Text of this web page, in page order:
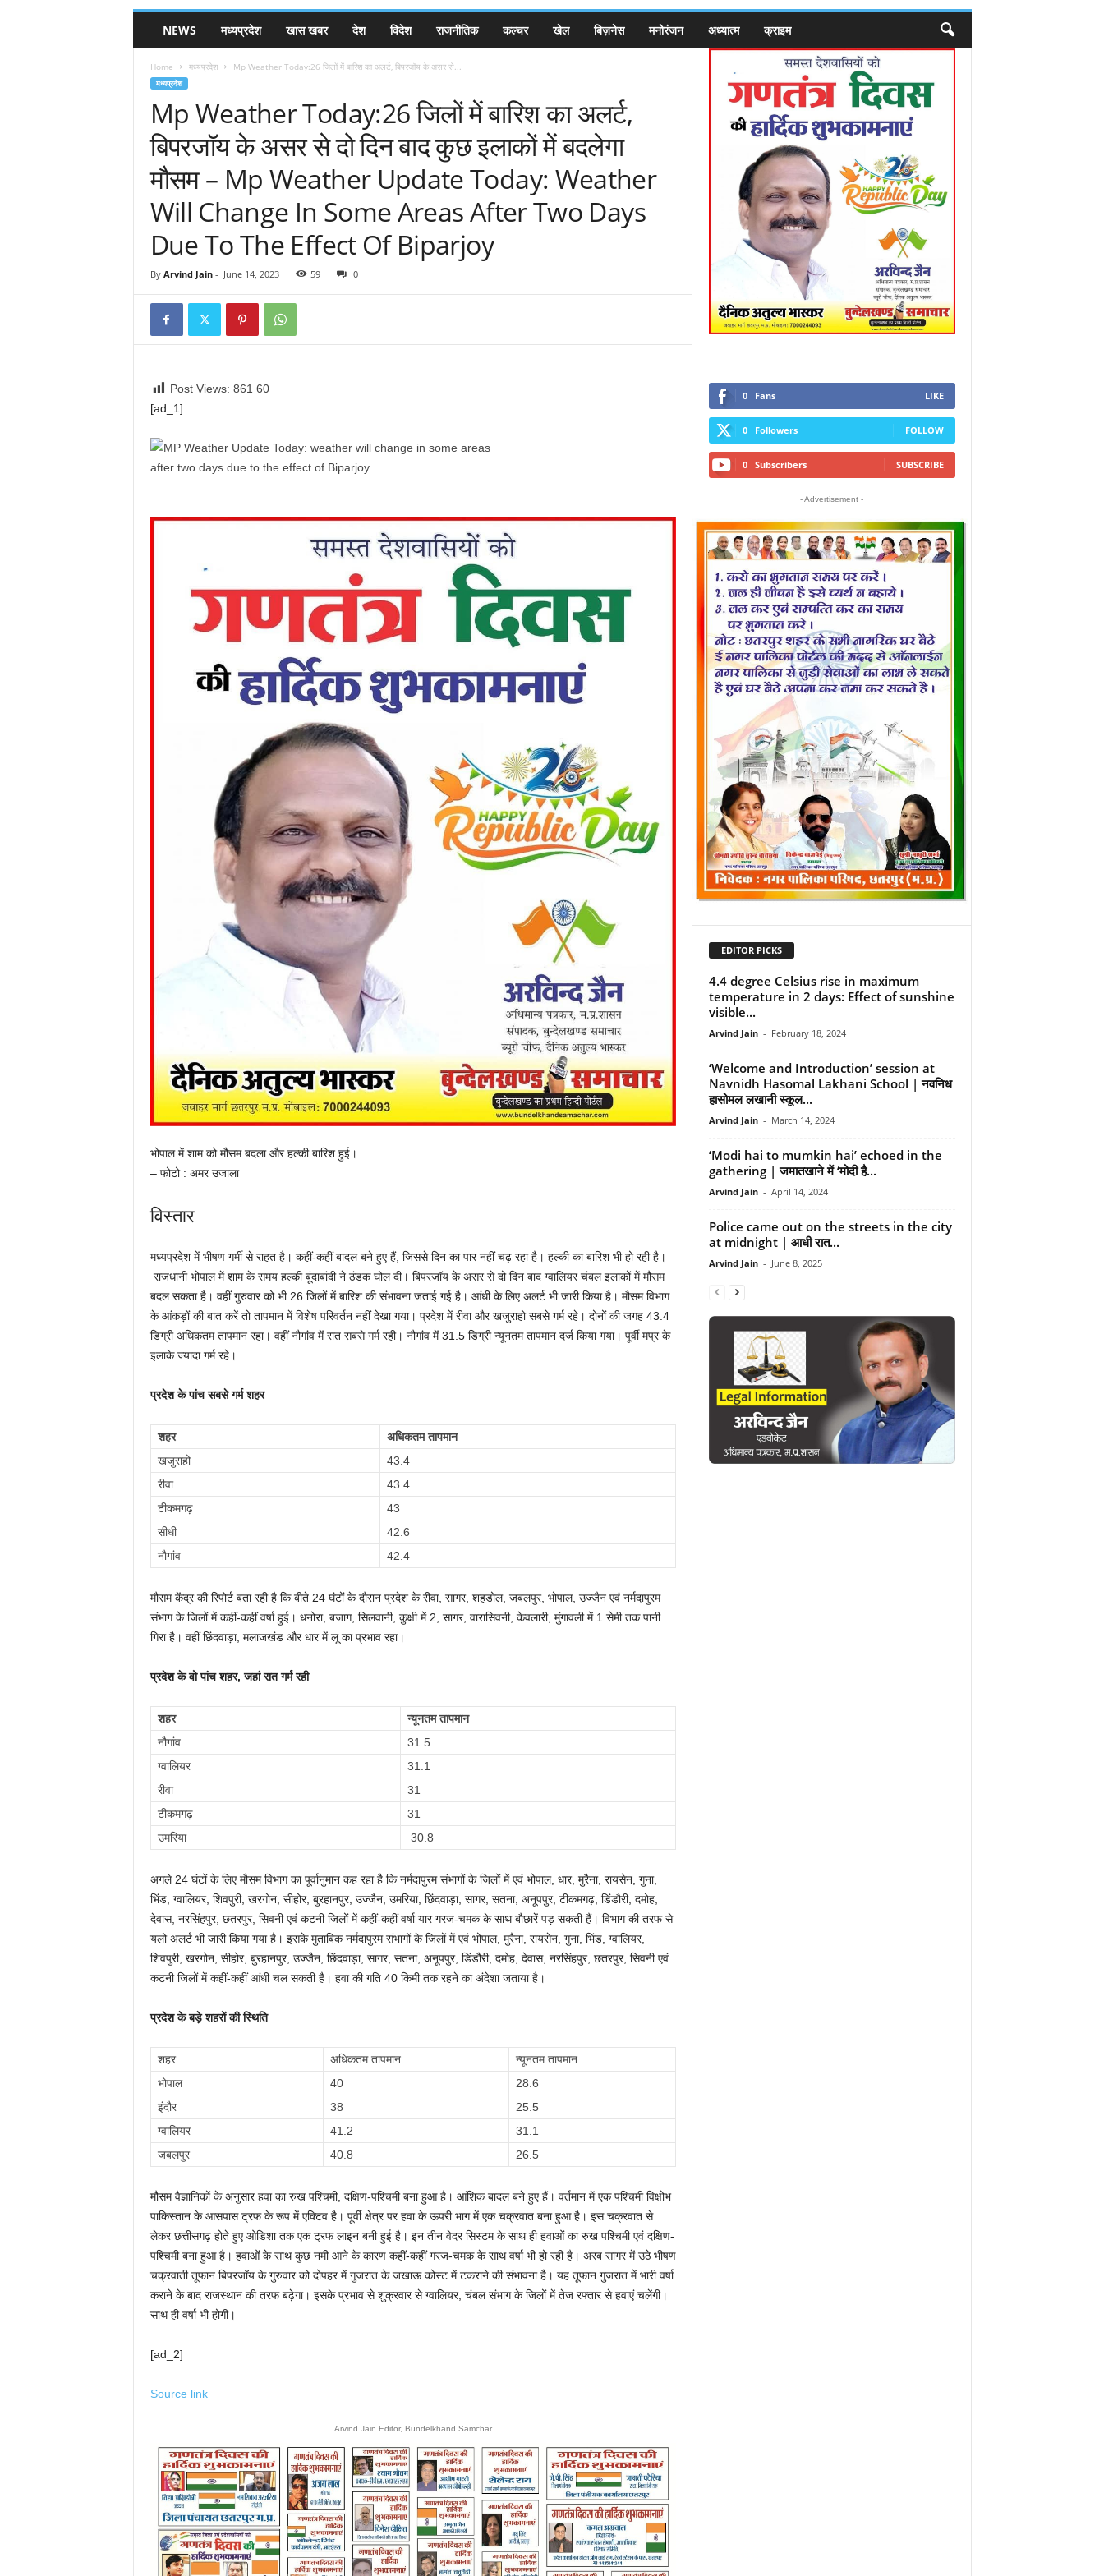
NEWS मध्यप्रदेश खास खबर देश विदेश राजनीतिक कल्चर खेल बिज़नेस मनोरंजन अध्यात्म क्राइम
Home मध्यप्रदेश Mp Weather Today:26 जिलों में बारिश का अलर्ट, बिपरजॉय के असर से...
मध्यप्रदेश
Mp Weather Today:26 जिलों में बारिश का अलर्ट,
बिपरजॉय के असर से दो दिन बाद कुछ इलाकों में बदलेगा
मौसम – Mp Weather Update Today: Weather
Will Change In Some Areas After Two Days
Due To The Effect Of Biparjoy
By Arvind Jain- June 14, 2023 59 0
Post Views: 861 60
[ad_1]
भोपाल में शाम को मौसम बदला और हल्की बारिश हुई।
– फोटो : अमर उजाला
विस्तार
मध्यप्रदेश में भीषण गर्मी से राहत है। कहीं-कहीं बादल बने हुए हैं, जिससे दिन का पार नहीं चढ़ रहा है। हल्की का बारिश भी हो रही है।
राजधानी भोपाल में शाम के समय हल्की बूंदाबांदी ने ठंडक घोल दी। बिपरजॉय के असर से दो दिन बाद ग्वालियर चंबल इलाकों में मौसम
बदल सकता है। वहीं गुरुवार को भी 26 जिलों में बारिश की संभावना जताई गई है। आंधी के लिए अलर्ट भी जारी किया है। मौसम विभाग
के आंकड़ों की बात करें तो तापमान में विशेष परिवर्तन नहीं देखा गया। प्रदेश में रीवा और खजुराहो सबसे गर्म रहे। दोनों की जगह 43.4
डिग्री अधिकतम तापमान रहा। वहीं नौगांव में रात सबसे गर्म रही। नौगांव में 31.5 डिग्री न्यूनतम तापमान दर्ज किया गया। पूर्वी मप्र के
इलाके ज्यादा गर्म रहे।
प्रदेश के पांच सबसे गर्म शहर
शहर
अधिकतम तापमान
खजुराहो
43.4
रीवा
43.4
टीकमगढ़
43
सीधी
42.6
नौगांव
42.4
मौसम केंद्र की रिपोर्ट बता रही है कि बीते 24 घंटों के दौरान प्रदेश के रीवा, सागर, शहडोल, जबलपुर, भोपाल, उज्जैन एवं नर्मदापुरम
संभाग के जिलों में कहीं-कहीं वर्षा हुई। धनोरा, बजाग, सिलवानी, कुक्षी में 2, सागर, वारासिवनी, केवलारी, मुंगावली में 1 सेमी तक पानी
गिरा है। वहीं छिंदवाड़ा, मलाजखंड और धार में लू का प्रभाव रहा।
प्रदेश के वो पांच शहर, जहां रात गर्म रही
शहर
न्यूनतम तापमान
नौगांव
31.5
ग्वालियर
31.1
रीवा
31
टीकमगढ़
31
उमरिया
30.8
अगले 24 घंटों के लिए मौसम विभाग का पूर्वानुमान कह रहा है कि नर्मदापुरम संभागों के जिलों में एवं भोपाल, धार, मुरैना, रायसेन, गुना,
भिंड, ग्वालियर, शिवपुरी, खरगोन, सीहोर, बुरहानपुर, उज्जैन, उमरिया, छिंदवाड़ा, सागर, सतना, अनूपपुर, टीकमगढ़, डिंडौरी, दमोह,
देवास, नरसिंहपुर, छतरपुर, सिवनी एवं कटनी जिलों में कहीं-कहीं वर्षा यार गरज-चमक के साथ बौछारें पड़ सकती हैं। विभाग की तरफ से
यलो अलर्ट भी जारी किया गया है। इसके मुताबिक नर्मदापुरम संभागों के जिलों में एवं भोपाल, मुरैना, रायसेन, गुना, भिंड, ग्वालियर,
शिवपुरी, खरगोन, सीहोर, बुरहानपुर, उज्जैन, छिंदवाड़ा, सागर, सतना, अनूपपुर, डिंडौरी, दमोह, देवास, नरसिंहपुर, छतरपुर, सिवनी एवं
कटनी जिलों में कहीं-कहीं आंधी चल सकती है। हवा की गति 40 किमी तक रहने का अंदेशा जताया है।
प्रदेश के बड़े शहरों की स्थिति
शहर अधिकतम तापमान
न्यूनतम तापमान
भोपाल
40
28.6
इंदौर
38
25.5
ग्वालियर
41.2
31.1
जबलपुर
40.8 26.5
मौसम वैज्ञानिकों के अनुसार हवा का रुख पश्चिमी, दक्षिण-पश्चिमी बना हुआ है। आंशिक बादल बने हुए हैं। वर्तमान में एक पश्चिमी विक्षोभ
पाकिस्तान के आसपास ट्रफ के रूप में एक्टिव है। पूर्वी क्षेत्र पर हवा के ऊपरी भाग में एक चक्रवात बना हुआ है। इस चक्रवात से
लेकर छत्तीसगढ़ होते हुए ओडिशा तक एक ट्रफ लाइन बनी हुई है। इन तीन वेदर सिस्टम के साथ ही हवाओं का रुख पश्चिमी एवं दक्षिण-
पश्चिमी बना हुआ है। हवाओं के साथ कुछ नमी आने के कारण कहीं-कहीं गरज-चमक के साथ वर्षा भी हो रही है। अरब सागर में उठे भीषण
चक्रवाती तूफान बिपरजॉय के गुरुवार को दोपहर में गुजरात के जखाऊ कोस्ट में टकराने की संभावना है। यह तूफान गुजरात में भारी वर्षा
कराने के बाद राजस्थान की तरफ बढ़ेगा। इसके प्रभाव से शुक्रवार से ग्वालियर, चंबल संभाग के जिलों में तेज रफ्तार से हवाएं चलेंगी।
साथ ही वर्षा भी होगी।
[ad_2]
Source link
Arvind Jain Editor, Bundelkhand Samchar
0 Fans LIKE
0 Followers FOLLOW
0 Subscribers SUBSCRIBE
- Advertisement -
EDITOR PICKS
4.4 degree Celsius rise in maximum
temperature in 2 days: Effect of sunshine
visible...
Arvind Jain - February 18, 2024
‘Welcome and Introduction’ session at
Navnidh Hasomal Lakhani School | नवनिध
हासोमल लखानी स्कूल...
Arvind Jain - March 14, 2024
‘Modi hai to mumkin hai’ echoed in the
gathering | जमातखाने में ‘मोदी है...
Arvind Jain - April 14, 2024
Police came out on the streets in the city
at midnight | आधी रात...
Arvind Jain - June 8, 2025